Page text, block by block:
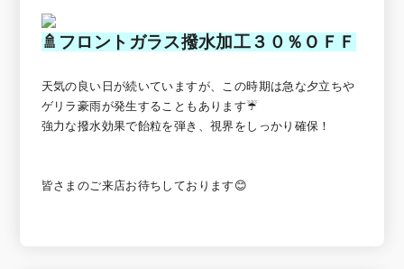
🚿フロントガラス撥水加工３０％ＯＦＦ
天気の良い日が続いていますが、この時期は急な夕立ちや
ゲリラ豪雨が発生することもあります☔
強力な撥水効果で飴粒を弾き、視界をしっかり確保！
皆さまのご来店お待ちしております😊